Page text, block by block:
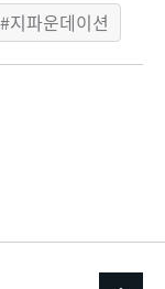
지파운데이션